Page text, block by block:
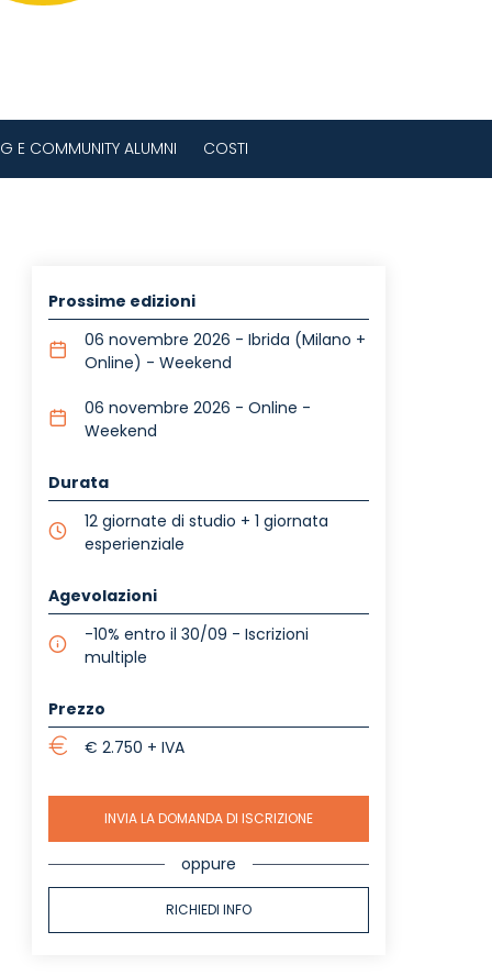
E COMMUNITY ALUMNI COSTI
Prossime edizioni
06 novembre 2026 - Ibrida (Milano +
Online) - Weekend
06 novembre 2026 - Online -
Weekend
Durata
12 giornate di studio + 1 giornata
esperienziale
Agevolazioni
-10% entro il 30/09 - Iscrizioni
multiple
Prezzo
€ 2.750 + IVA
INVIA LA DOMANDA DI ISCRIZIONE
oppure
RICHIEDI INFO